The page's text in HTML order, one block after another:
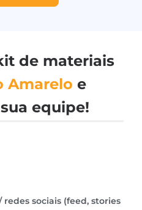
de materiais
Amarelo e
equipe!
sociais (feed, stories